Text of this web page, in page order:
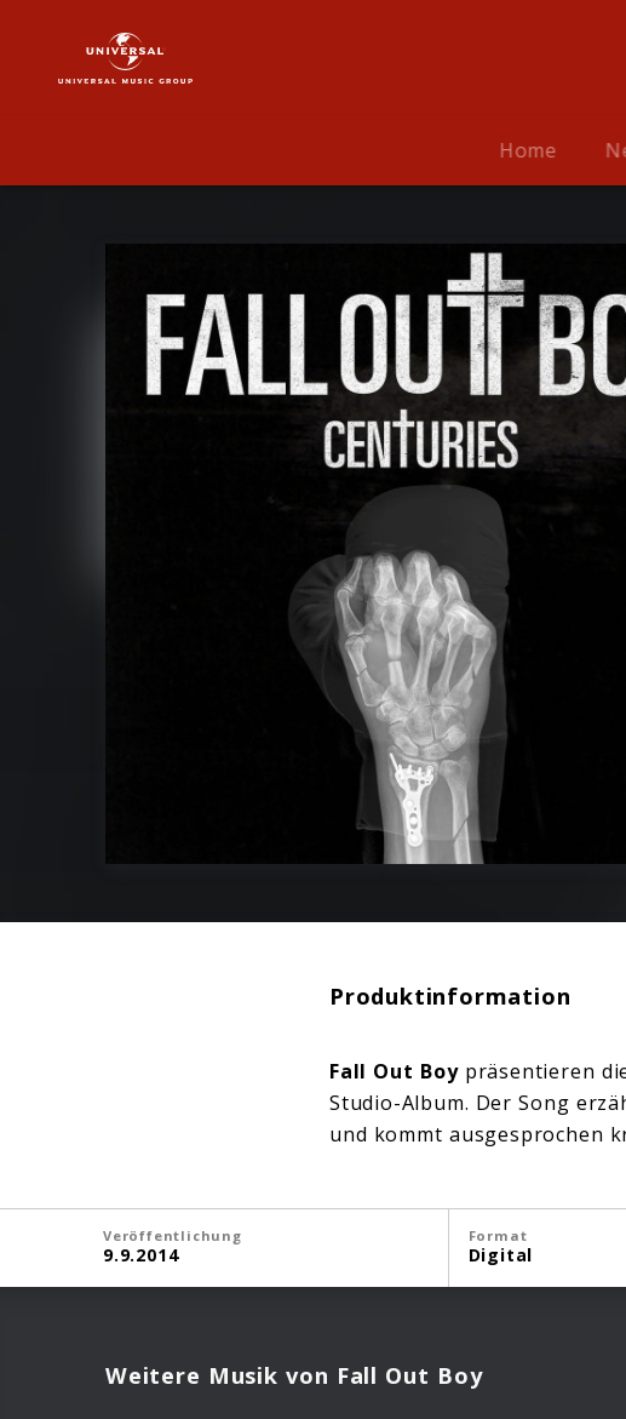
Centuries
Home
Produktinformation
Fall Out Boypräsentieren
Studio-Album. Der Song
und kommt ausgesprochen
Veröffentlichung
9.9.2014
Format
Digital
Weitere Musik von Fall Out Boy